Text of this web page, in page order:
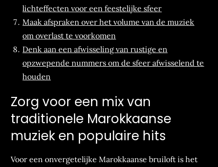
lichteffecten voor een feestelijke sfeer
Maak afspraken over het volume van de muziek
om overlast te voorkomen
Denk aan een afwisseling van rustige en
opzwepende nummers om de sfeer afwisselend te
houden
Zorg voor een mix van
traditionele Marokkaanse
muziek en populaire hits
Voor een onvergetelijke Marokkaanse bruiloft is het